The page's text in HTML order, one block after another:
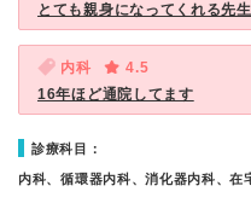
とても親身になってくれる先
内科
4.5
16年ほど通院してます
診療科目：
内科、循環器内科、消化器内科、在